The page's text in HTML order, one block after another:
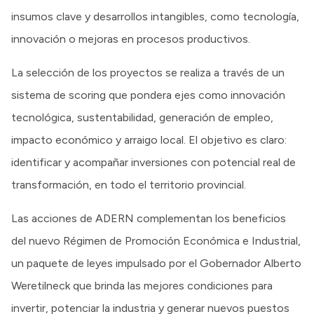
insumos clave y desarrollos intangibles, como tecnología,
innovación o mejoras en procesos productivos.
La selección de los proyectos se realiza a través de un
sistema de scoring que pondera ejes como innovación
tecnológica, sustentabilidad, generación de empleo,
impacto económico y arraigo local. El objetivo es claro:
identificar y acompañar inversiones con potencial real de
transformación, en todo el territorio provincial.
Las acciones de ADERN complementan los beneficios
del nuevo Régimen de Promoción Económica e Industrial,
un paquete de leyes impulsado por el Gobernador Alberto
Weretilneck que brinda las mejores condiciones para
invertir, potenciar la industria y generar nuevos puestos